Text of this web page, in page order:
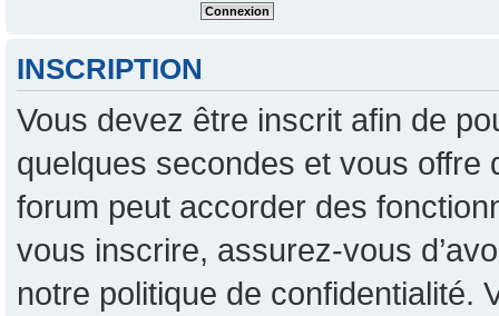
INSCRIPTION
Vous devez être inscrit afin de
quelques secondes et vous offre
forum peut accorder des
vous inscrire, assurez-vous
notre politique de confidentialité.